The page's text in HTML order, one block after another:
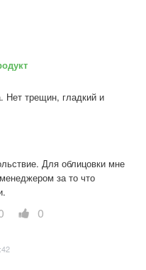
Нет трещин, гладкий и
Для облицовки мне
за то что
0